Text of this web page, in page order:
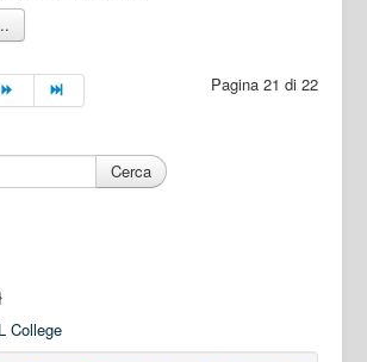
Pagina 21 di 22
Cerca